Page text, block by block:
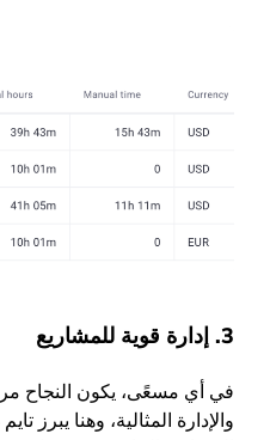
3. إدارة قوية للمشاريع
في أي مسعًى، يكون النجاح
والإدارة المثالية، وهنا يبرز